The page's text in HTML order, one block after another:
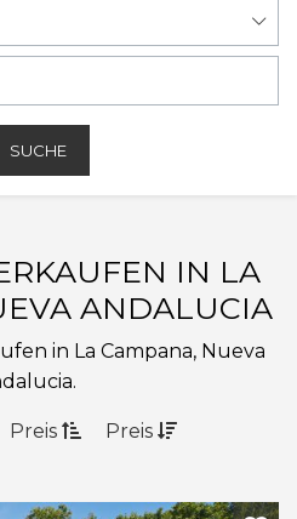
SUCHE
IN LA
ANDALUCIA
in La Campana, Nueva
Preis Preis